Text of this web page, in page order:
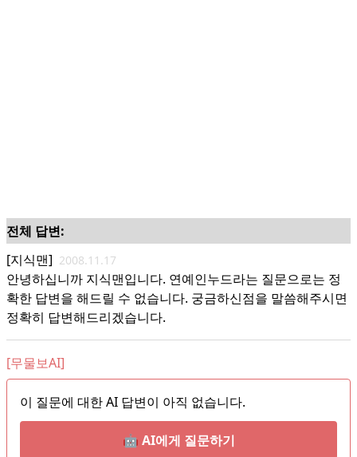
전체 답변:
[지식맨] 2008.11.17
안녕하십니까 지식맨입니다. 연예인누드라는 질문으로는 정
확한 답변을 해드릴 수 없습니다. 궁금하신점을 말씀해주시면
정확히 답변해드리겠습니다.
[무물보AI]
이 질문에 대한 AI 답변이 아직 없습니다.
🤖 AI에게 질문하기